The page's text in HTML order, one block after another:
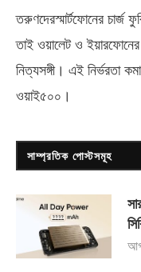
তরুণদেরস্মার্টফোনের চার্জ
তাই ওয়ালেট ও ইয়ারফোনের
নিত্যসঙ্গী। এই নির্ভরতা
ওয়াই৫০০ ।
সাম্প্রতিক পোস্টসমূহ